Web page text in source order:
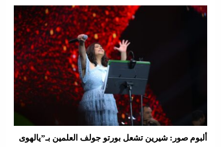
بعد واقعة عاملة محل العطور: معركة “الكارنيه” تتصاعد